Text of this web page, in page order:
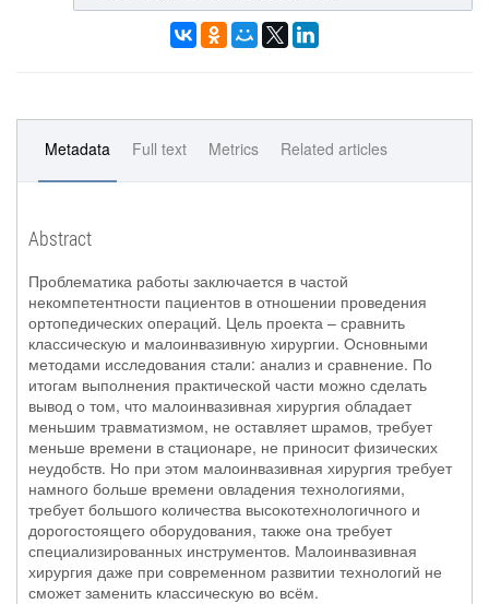
Metadata Full text Metrics Related articles
Abstract
Проблематика работы заключается в частой
некомпетентности пациентов в отношении проведения
ортопедических операций. Цель проекта – сравнить
классическую и малоинвазивную хирургии. Основными
методами исследования стали: анализ и сравнение. По
итогам выполнения практической части можно сделать
вывод о том, что малоинвазивная хирургия обладает
меньшим травматизмом, не оставляет шрамов, требует
меньше времени в стационаре, не приносит физических
неудобств. Но при этом малоинвазивная хирургия требует
намного больше времени овладения технологиями,
требует большого количества высокотехнологичного и
дорогостоящего оборудования, также она требует
специализированных инструментов. Малоинвазивная
хирургия даже при современном развитии технологий не
сможет заменить классическую во всём.